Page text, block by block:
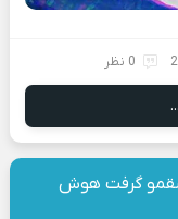
0 نظر
گرفت هوش